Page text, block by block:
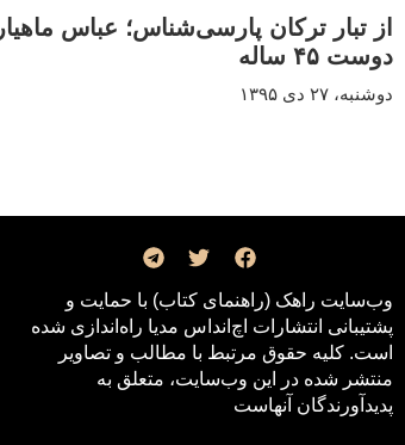
از تبار ترکان پارسی‌شناس؛ عباس ماهیار
دوست ۴۵ ساله
دوشنبه، ۲۷ دی ۱۳۹۵
وب‌سایت راهک (راهنمای کتاب) با حمایت و
پشتیبانی انتشارات اچ‌اند‌اس مدیا راه‌اندازی شده
است. کلیه حقوق مرتبط با مطالب و تصاویر
منتشر شده در این وب‌سایت، متعلق به
پدیدآورندگان آنهاست